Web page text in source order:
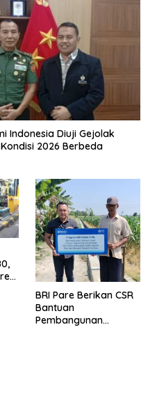
Indonesia Diuji Gejolak
2026 Berbeda
BRI Pare Berikan CSR
Bantuan
Pembangunan